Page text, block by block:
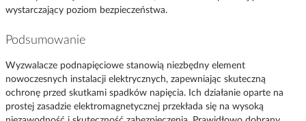
wystarczający poziom bezpieczeństwa.
Podsumowanie
Wyzwalacze podnapięciowe stanowią niezbędny element
nowoczesnych instalacji elektrycznych, zapewniając skuteczną
ochronę przed skutkami spadków napięcia. Ich działanie oparte na
prostej zasadzie elektromagnetycznej przekłada się na wysoką